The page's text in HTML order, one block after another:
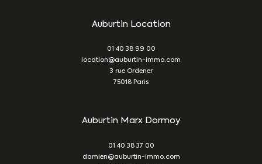
Auburtin Location
01 40 38 99 00
location@auburtin-immo.com
3 rue Ordener
75018
Paris
Auburtin Marx Dormoy
01 40 38 37 00
damien@auburtin-immo.com